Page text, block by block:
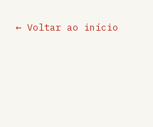
← Voltar ao início